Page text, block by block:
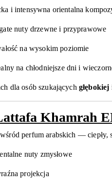
i intensywna orientalna
nuty drzewne i przyprawowe
na wysokim poziomie
na chłodniejsze dni i
dla osób szukających
Khamrah
perfum arabskich — ciepły,
nuty zmysłowe
projekcja